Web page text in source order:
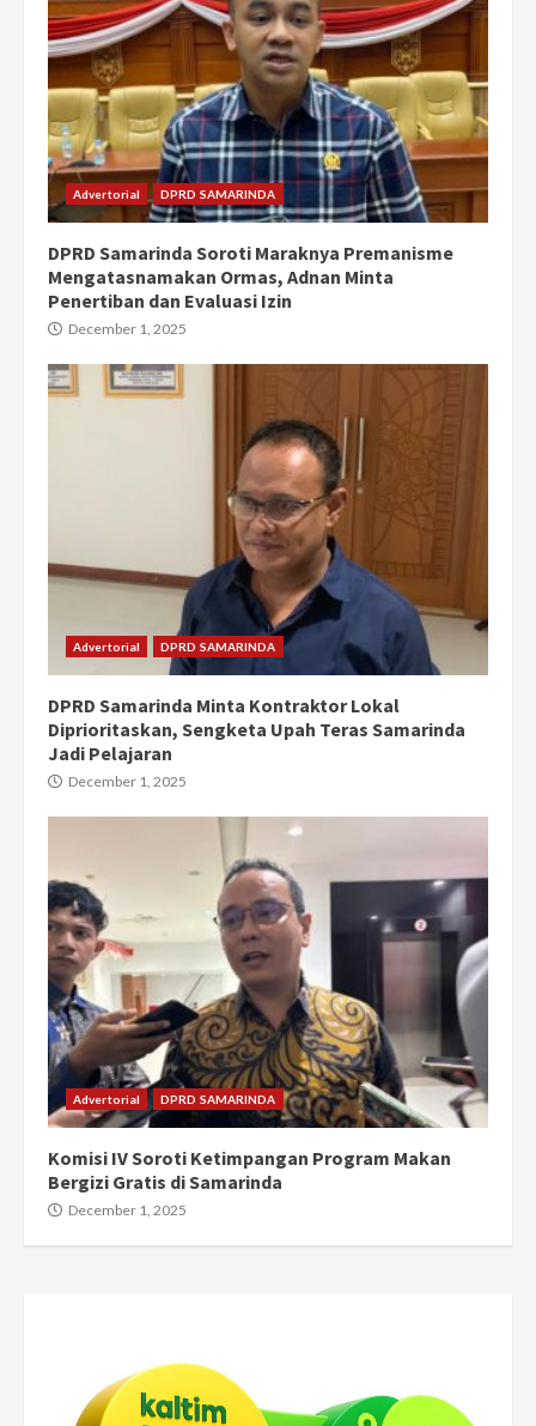
Advertorial DPRD SAMARINDA
DPRD Samarinda Soroti Maraknya Premanisme
Mengatasnamakan Ormas, Adnan Minta
Penertiban dan Evaluasi Izin
December 1, 2025
Advertorial DPRD SAMARINDA
DPRD Samarinda Minta Kontraktor Lokal
Diprioritaskan, Sengketa Upah Teras Samarinda
Jadi Pelajaran
December 1, 2025
Advertorial DPRD SAMARINDA
Komisi IV Soroti Ketimpangan Program Makan
Bergizi Gratis di Samarinda
December 1, 2025